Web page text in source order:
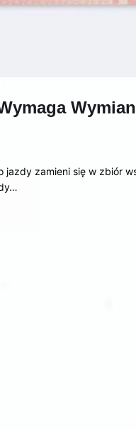
zamieni się w zbiór